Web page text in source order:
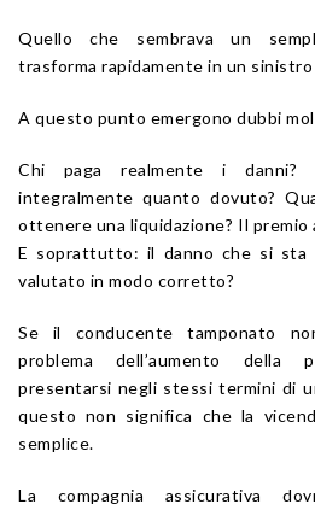
Quello che sembrava un
trasforma rapidamente in un
A questo punto emergono dubbi
Chi paga realmente i danni?
integralmente quanto dovuto?
ottenere una liquidazione? Il premio
E soprattutto: il danno che si sta
valutato in modo corretto?
Se il conducente tamponato
problema dell’aumento della
presentarsi negli stessi termini di
questo non significa che la
semplice.
La compagnia assicurativa